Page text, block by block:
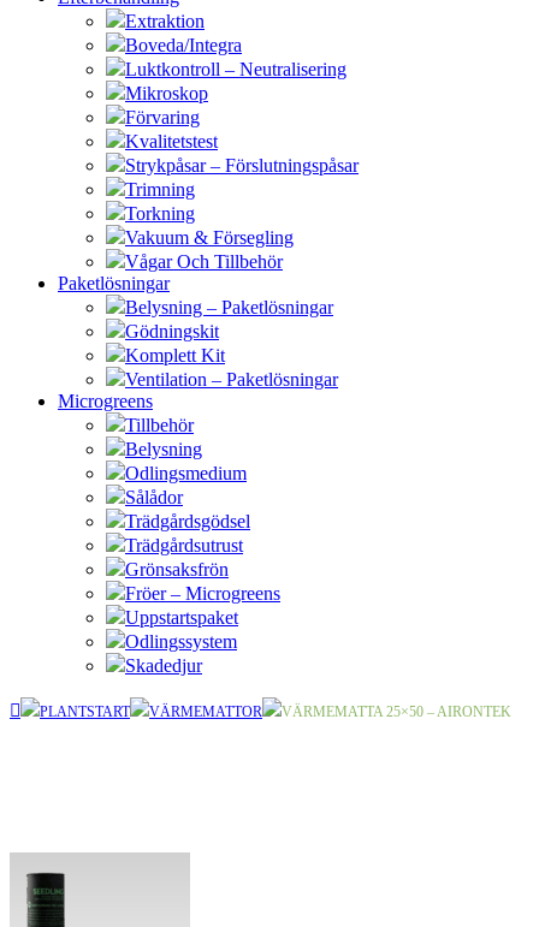
Extraktion
Boveda/Integra
Luktkontroll – Neutralisering
Mikroskop
Förvaring
Kvalitetstest
Strykpåsar – Förslutningspåsar
Trimning
Torkning
Vakuum & Försegling
Vågar Och Tillbehör
Paketlösningar
Belysning – Paketlösningar
Gödningskit
Komplett Kit
Ventilation – Paketlösningar
Microgreens
Tillbehör
Belysning
Odlingsmedium
Sålådor
Trädgårdsgödsel
Trädgårdsutrust
Grönsaksfrön
Fröer – Microgreens
Uppstartspaket
Odlingssystem
Skadedjur
PLANTSTART VÄRMEMATTOR VÄRMEMATTA 25×50 – AIRONTEK